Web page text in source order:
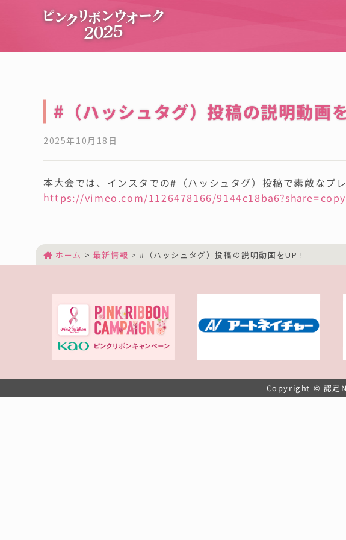
#（ハッシュタグ）投稿の説明動画
2025年10月18日
本大会では、インスタでの#（ハッシュタグ）投稿で素敵な
https://vimeo.com/1126478166/
ホーム > 最新情報 >#（ハッシュタグ）投稿の説明動画をUP !
Copyright © 認定